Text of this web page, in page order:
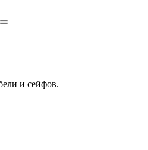
и сейфов.